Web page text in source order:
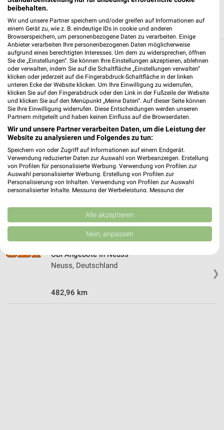
Weitere OBI Geschäfte mit Angeboten in
und um Mönchengladbach
5 Geschäfte und Orte
OBI Angebote in Erkelenz
Erkelenz, Deutschland
513,90 km
OBI Angebote in Düsseldorf
481,73 km
❯
OBI Angebote in Neuss
Neuss, Deutschland
482,96 km
beibehalten.
Wir und unsere Partner speichern und/oder greifen auf Informationen auf
einem Gerät zu, wie z. B. eindeutige IDs in cookie und anderen
Browserspeichern, um personenbezogene Daten zu verarbeiten. Einige
Anbieter verarbeiten Ihre personenbezogenen Daten möglicherweise
aufgrund eines berechtigten Interesses. Um dem zu widersprechen, öffnen
Sie die „Einstellungen“. Sie können Ihre Einstellungen akzeptieren, ablehnen
oder verwalten, indem Sie auf die Schaltfläche „Einstellungen verwalten“
klicken oder jederzeit auf die Fingerabdruck-Schaltfläche in der linken
unteren Ecke der Website klicken. Um Ihre Einwilligung zu widerrufen,
klicken Sie auf den Fingerabdruck oder den Link in der Fußzeile der Website
und klicken Sie auf den Menüpunkt „Meine Daten“. Auf dieser Seite können
Sie Ihre Einwilligung widerrufen. Diese Entscheidungen werden unseren
Partnern mitgeteilt und haben keinen Einfluss auf die Browserdaten.
Wir und unsere Partner verarbeiten Daten, um die Leistung der
Website zu analysieren und Folgendes zu tun:
Speichern von oder Zugriff auf Informationen auf einem Endgerät.
Verwendung reduzierter Daten zur Auswahl von Werbeanzeigen. Erstellung
von Profilen für personalisierte Werbung. Verwendung von Profilen zur
Auswahl personalisierter Werbung. Erstellung von Profilen zur
Personalisierung von Inhalten. Verwendung von Profilen zur Auswahl
personalisierter Inhalte. Messung der Werbeleistung. Messung der
Kombinationen von Daten aus verschiedenen Quellen. Entwicklung und
Verbesserung der Angebote. Verwendung reduzierter Daten zur Auswahl
von Inhalten.
Daten können außerhalb der Europäischen Union weitergegeben und in die
USA gesendet werden.
Website/App.
Partnerliste anzeigen (1 IAB-Anbieter)
IAB-Verarbeitungszwecke:
Alle akzeptieren
Nein, anpassen